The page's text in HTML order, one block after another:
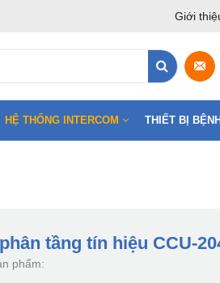
Giới
HỆ THỐNG INTERCOM THIẾT BỊ
tầng tín hiệu CCU-
phẩm: